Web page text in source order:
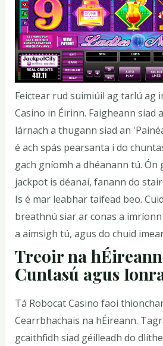
Feictear rud suimiúil ag tarlú ag
Casino in Éirinn. Faigheann siad
lárnach a thugann siad an
é ach spás pearsanta i do
gach gníomh a dhéanann tú. Ón
jackpot is déanaí, fanann do
Is é mar leabhar taifead beo.
breathnú siar ar conas a
a aimsigh tú, agus do chuid
Treoir na
Cuntasú agus
Tá Robocat Casino faoi
Cearrbhachais na hÉireann.
gcaithfidh siad géilleadh do